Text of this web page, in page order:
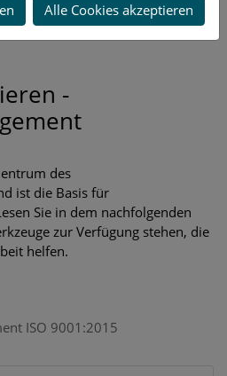
-
des
ist die Basis für
Sie in dem nachfolgenden
zur Verfügung stehen, die
helfen.
ISO 9001:2015
Alle Cookies akzeptieren